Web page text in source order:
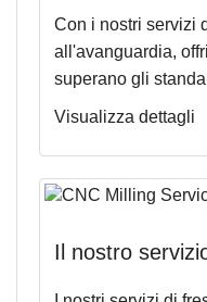
Con i nostri servizi
all'avanguardia,
superano gli
Visualizza dettagli
Il nostro